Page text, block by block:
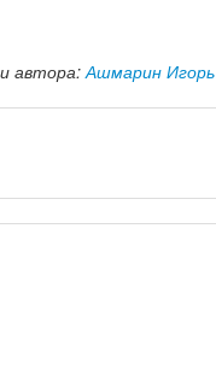
автора:Ашмарин Игорь